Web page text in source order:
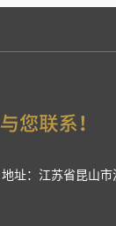
地址：江苏省昆山市